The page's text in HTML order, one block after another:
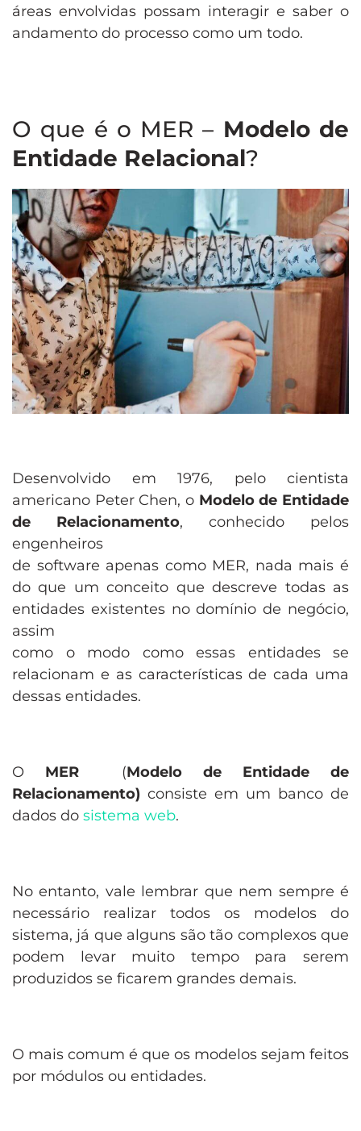
áreas envolvidas possam interagir e saber o
andamento do processo como um todo.
O que é o MER – Modelo de
Entidade Relacional?
Desenvolvido em 1976, pelo cientista
americano Peter Chen, o Modelo de Entidade
de Relacionamento, conhecido pelos
engenheiros
de software apenas como MER, nada mais é
do que um conceito que descreve todas as
entidades existentes no domínio de negócio,
assim
como o modo como essas entidades se
relacionam e as características de cada uma
dessas entidades.
O MER (Modelo de Entidade de
Relacionamento) consiste em um banco de
dados do sistema web.
No entanto, vale lembrar que nem sempre é
necessário realizar todos os modelos do
sistema, já que alguns são tão complexos que
podem levar muito tempo para serem
produzidos se ficarem grandes demais.
O mais comum é que os modelos sejam feitos
por módulos ou entidades.